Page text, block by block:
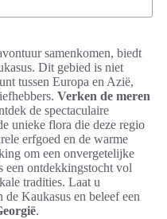
samenkomen, biedt
Dit gebied is niet
tussen Europa en Azië,
Verken de meren
de spectaculaire
unieke flora die deze regio
erfgoed en de warme
om een onvergetelijke
een ontdekkingstocht vol
tradities. Laat u
Kaukasus en beleef een
.